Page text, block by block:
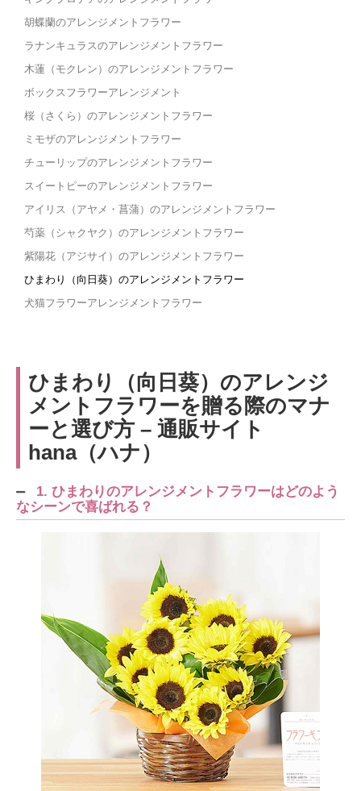
胡蝶蘭のアレンジメントフラワー
ラナンキュラスのアレンジメントフラワー
木蓮（モクレン）のアレンジメントフラワー
ボックスフラワーアレンジメント
桜（さくら）のアレンジメントフラワー
ミモザのアレンジメントフラワー
チューリップのアレンジメントフラワー
スイートピーのアレンジメントフラワー
アイリス（アヤメ・菖蒲）のアレンジメントフラワー
芍薬（シャクヤク）のアレンジメントフラワー
紫陽花（アジサイ）のアレンジメントフラワー
ひまわり（向日葵）のアレンジメントフラワー
犬猫フラワーアレンジメントフラワー
ひまわり（向日葵）のアレンジ
メントフラワーを贈る際のマナ
ーと選び方 – 通販サイト
hana（ハナ）
1. ひまわりのアレンジメントフラワーはどのよう
なシーンで喜ばれる？